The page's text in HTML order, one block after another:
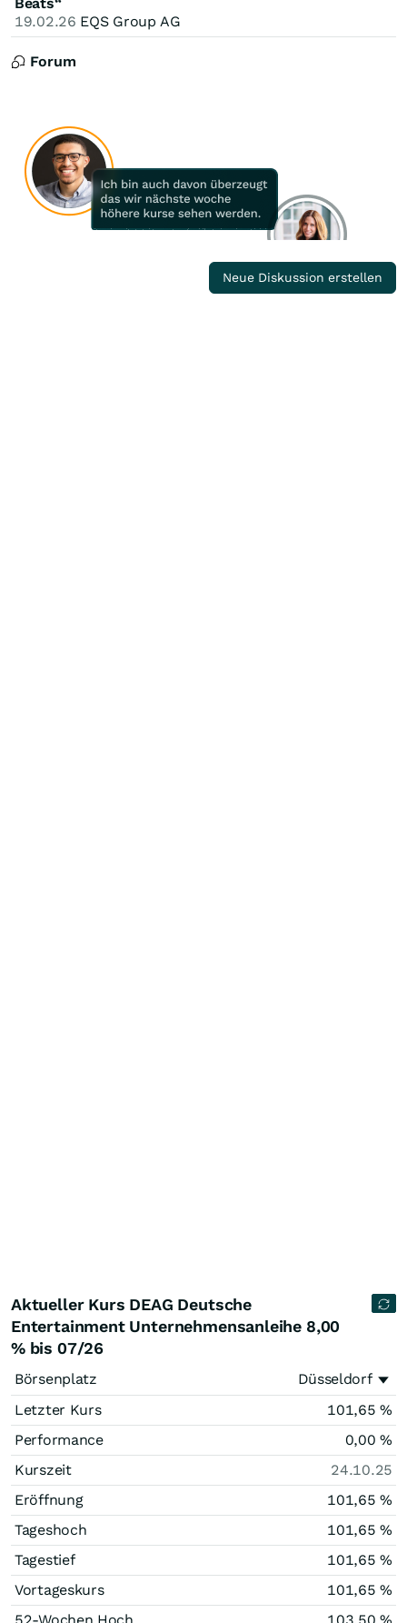
19.02.26 EQS Group AG
Forum
Neue Diskussion erstellen
Aktueller Kurs DEAG Deutsche
Entertainment Unternehmensanleihe 8,00
% bis 07/26
Börsenplatz
Düsseldorf
Letzter Kurs
101,65 %
Performance
0,00%
Kurszeit
24.10.25
Eröffnung
101,65 %
Tageshoch
101,65 %
Tagestief
101,65 %
Vortageskurs
101,65%